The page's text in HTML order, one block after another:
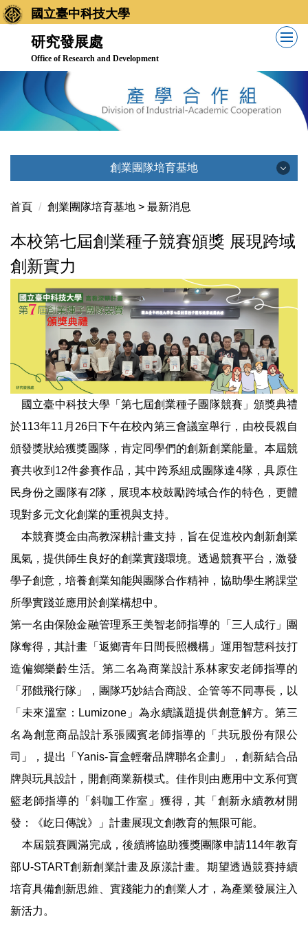
跳
到
國立臺中科技大學
研究發展處
Office of Research and Development
創業團隊培育基地
創業團隊培育基地
最新消息
基地簡介
育成團隊
相關網站資源
首頁 創業團隊培育基地 > 最新消息
本校第七屆創業種子競賽頒獎 展現跨域
創新實力
國立臺中科技大學「第七屆創業種子團隊競賽」頒獎典禮
於113年11月26日下午在校內第三會議室舉行，由校長親自
頒發獎狀給獲獎團隊，肯定同學們的創新創業能量。本屆競
賽共收到12件參賽作品，其中跨系組成團隊達4隊，具原住
民身份之團隊有2隊，展現本校鼓勵跨域合作的特色，更體
現對多元文化創業的重視與支持。
本競賽獎金由高教深耕計畫支持，旨在促進校內創新創業
風氣，提供師生良好的創業實踐環境。透過競賽平台，激發
學子創意，培養創業知能與團隊合作精神，協助學生將課堂
所學實踐並應用於創業構想中。
第一名由保險金融管理系王美智老師指導的「三人成行」團
隊奪得，其計畫「返鄉青年日間長照機構」運用智慧科技打
造偏鄉樂齡生活。第二名為商業設計系林家安老師指導的
「邪餓飛行隊」，團隊巧妙結合商設、企管等不同專長，以
「未來溫室：Lumizone」為永續議題提供創意解方。第三
名為創意商品設計系張國賓老師指導的「共玩股份有限公
司」，提出「Yanis-盲盒輕奢品牌聯名企劃」，創新結合品
牌與玩具設計，開創商業新模式。佳作則由應用中文系何寶
籃老師指導的「斜咖工作室」獲得，其「創新永續教材開
發：《屹日傳說》」計畫展現文創教育的無限可能。
本屆競賽圓滿完成，後續將協助獲獎團隊申請114年教育
部U-START創新創業計畫及原漾計畫。期望透過競賽持續
培育具備創新思維、實踐能力的創業人才，為產業發展注入
新活力。